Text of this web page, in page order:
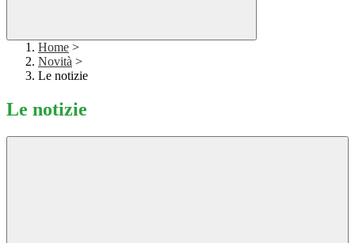
Home >
Novità >
Le notizie
Le notizie